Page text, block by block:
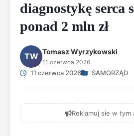
diagnostykę serca
ponad 2 mln zł
TW Tomasz Wyrzykowski
11 czerwca 2026
11 czerwca 2026 SAMORZĄD
Reklamuj sie w tym